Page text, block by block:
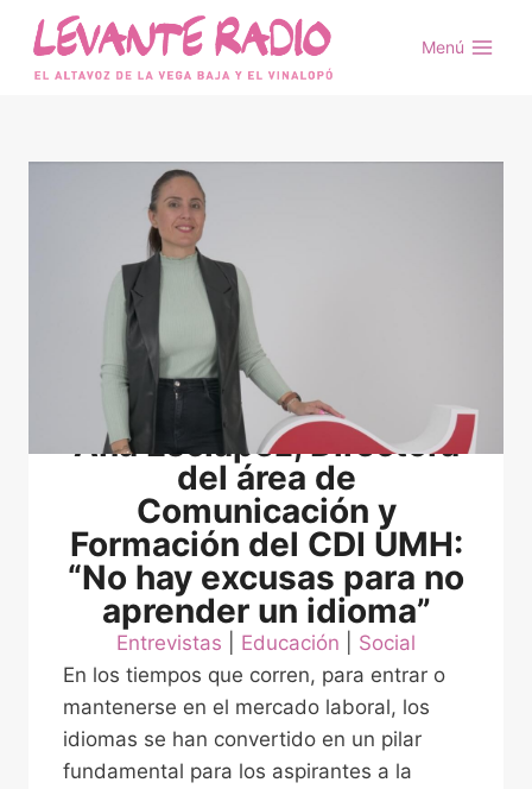
Saltar
contenido
Menú
Ana Esclapez, Directora
del área de
Comunicación y
Formación del CDI UMH:
“No hay excusas para no
aprender un idioma”
Entrevistas Educación
Social
En los tiempos que corren, para entrar o
mantenerse en el mercado laboral, los
idiomas se han convertido en un pilar
fundamental para los aspirantes a la